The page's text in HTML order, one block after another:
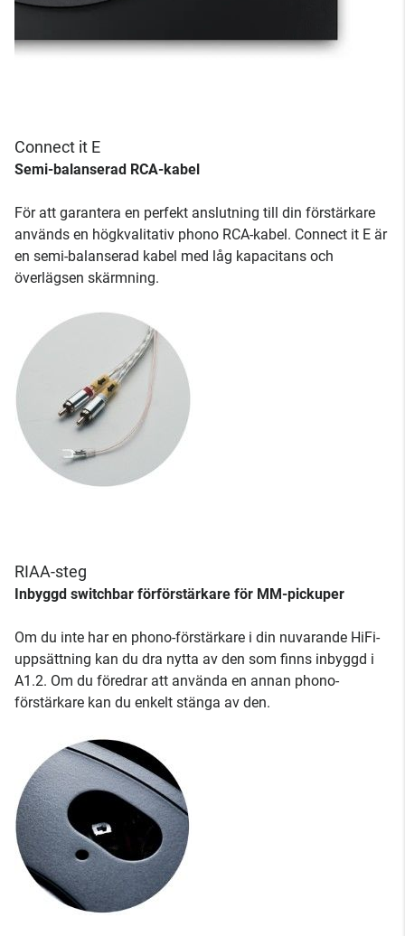
Connect it E
Semi-balanserad RCA-kabel
För att garantera en perfekt anslutning till din förstärkare
används en högkvalitativ phono RCA-kabel. Connect it E är
en semi-balanserad kabel med låg kapacitans och
överlägsen skärmning.
RIAA-steg
Inbyggd switchbar förförstärkare för MM-pickuper
Om du inte har en phono-förstärkare i din nuvarande HiFi-
uppsättning kan du dra nytta av den som finns inbyggd i
A1.2. Om du föredrar att använda en annan phono-
förstärkare kan du enkelt stänga av den.